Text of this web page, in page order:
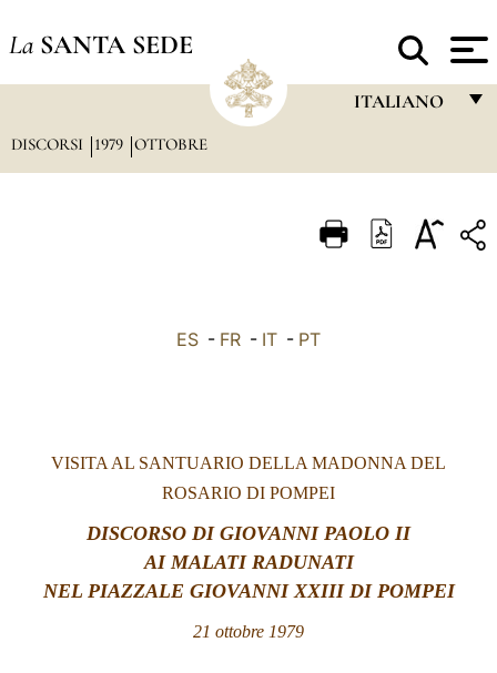
La SANTA SEDE
ITALIANO
ITALIANO
LATINE
DISCORSI 1979 OTTOBRE
ES - FR - IT - PT
VISITA AL SANTUARIO DELLA MADONNA DEL
ROSARIO DI POMPEI
DISCORSO DI GIOVANNI PAOLO II
AI MALATI RADUNATI
NEL PIAZZALE GIOVANNI XXIII DI POMPEI
21 ottobre 1979